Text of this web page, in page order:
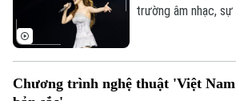
xiếc vẫn giữ được
trường âm nhạc,
chúng. Đêm nhạc
Chương trình nghệ thuật 'Việt